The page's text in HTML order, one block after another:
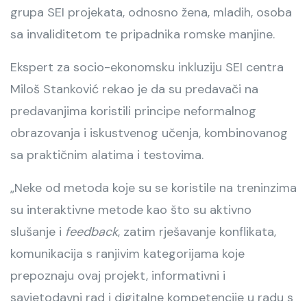
grupa SEI projekata, odnosno žena, mladih, osoba
sa invaliditetom te pripadnika romske manjine.
Ekspert za socio-ekonomsku inkluziju SEI centra
Miloš Stanković rekao je da su predavači na
predavanjima koristili principe neformalnog
obrazovanja i iskustvenog učenja, kombinovanog
sa praktičnim alatima i testovima.
„Neke od metoda koje su se koristile na treninzima
su interaktivne metode kao što su aktivno
slušanje i feedback, zatim rješavanje konflikata,
komunikacija s ranjivim kategorijama koje
prepoznaju ovaj projekt, informativni i
savjetodavni rad i digitalne kompetencije u radu s